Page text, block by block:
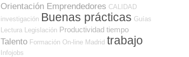
Orientación Emprendedores CALIDAD
investigación Buenas prácticas Guías
Lectura
Legislación Productividad tiempo
Talento Formación On-line Madrid trabajo
Infojobs